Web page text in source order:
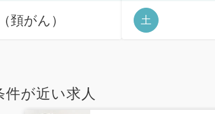
頚がん） 土
が近い求人